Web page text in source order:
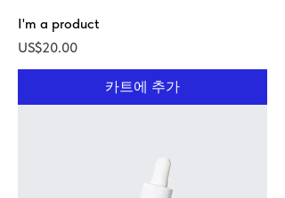
I'm a product
가격
US$20.00
카트에 추가